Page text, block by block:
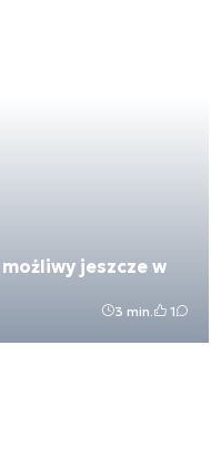
jeszcze w
3 min. 1